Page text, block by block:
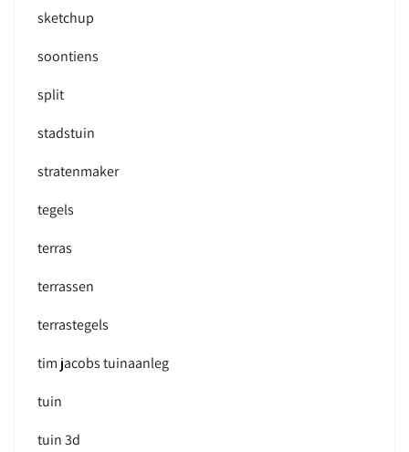
sketchup
soontiens
split
stadstuin
stratenmaker
tegels
terras
terrassen
terrastegels
tim jacobs tuinaanleg
tuin
tuin 3d